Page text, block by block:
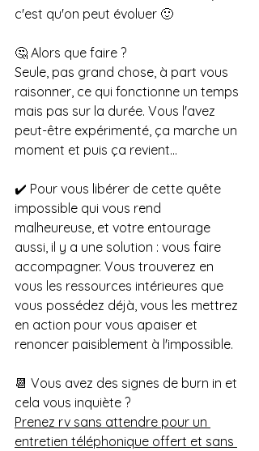
c'est qu'on peut évoluer 🙂
🤔 Alors que faire ?
Seule, pas grand chose, à part vous
raisonner, ce qui fonctionne un temps
mais pas sur la durée. Vous l'avez
peut-être expérimenté, ça marche un
moment et puis ça revient...
✔️ ️Pour vous libérer de cette quête
impossible qui vous rend
malheureuse, et votre entourage
aussi, il y a une solution : vous faire
accompagner. Vous trouverez en
vous les ressources intérieures que
vous possédez déjà, vous les mettrez
en action pour vous apaiser et
renoncer paisiblement à l'impossible.
📆 Vous avez des signes de burn in et
cela vous inquiète ?
Prenez rv sans attendre pour un
entretien téléphonique offert et sans